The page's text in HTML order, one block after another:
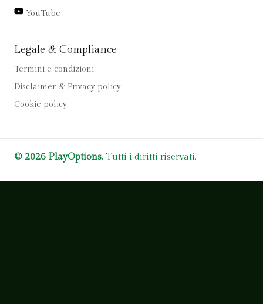
YouTube
Legale & Compliance
Termini e condizioni
Disclaimer & Privacy policy
Cookie policy
© 2026 PlayOptions. Tutti i diritti riservati.